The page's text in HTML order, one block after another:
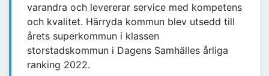
varandra och levererar service med kompetens
och kvalitet. Härryda kommun blev utsedd till
årets superkommun i klassen
storstadskommun i Dagens Samhälles årliga
ranking 2022.